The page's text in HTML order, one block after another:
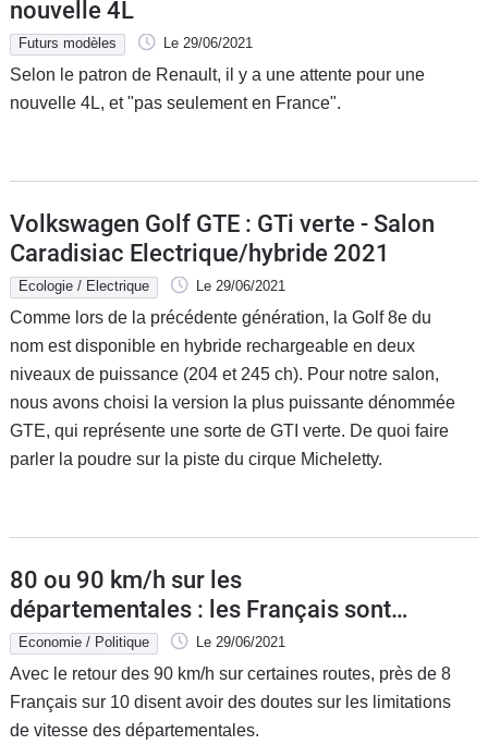
nouvelle 4L
Futurs modèles Le 29/06/2021
Selon le patron de Renault, il y a une attente pour une
nouvelle 4L, et "pas seulement en France".
Volkswagen Golf GTE : GTi verte - Salon
Caradisiac Electrique/hybride 2021
Ecologie / Electrique Le 29/06/2021
Comme lors de la précédente génération, la Golf 8e du
nom est disponible en hybride rechargeable en deux
niveaux de puissance (204 et 245 ch). Pour notre salon,
nous avons choisi la version la plus puissante dénommée
GTE, qui représente une sorte de GTI verte. De quoi faire
parler la poudre sur la piste du cirque Micheletty.
80 ou 90 km/h sur les
départementales : les Français sont
perdus
Economie / Politique Le 29/06/2021
Avec le retour des 90 km/h sur certaines routes, près de 8
Français sur 10 disent avoir des doutes sur les limitations
de vitesse des départementales.